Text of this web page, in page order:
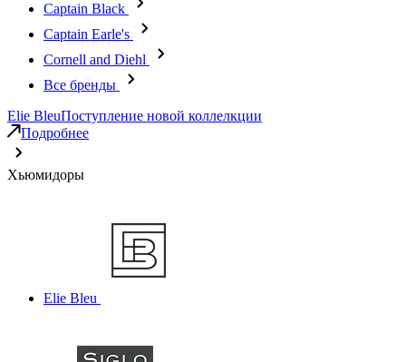
Captain Black
Captain Earle's
Cornell and Diehl
Все бренды
Elie BleuПоступление новой коллелкции
Подробнее
Хьюмидоры
Elie Bleu